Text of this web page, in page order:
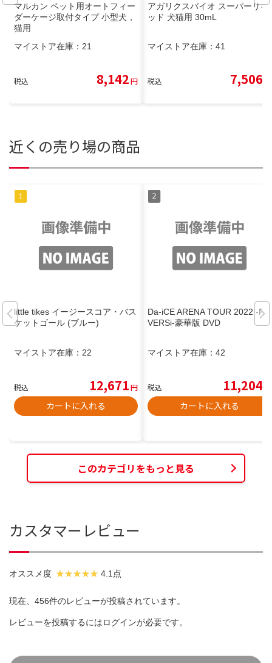
マルカン ペット用オートフィー
ダーケージ取付タイプ 小型犬，
猫用
マイストア在庫： 21
税込 8,142円
アガリクスバイオ スーパーリキ
ッド 犬猫用 30mL
マイストア在庫： 41
税込 7,506
近くの売り場の商品
little tikes イージースコア・バス
ケットゴール (ブルー)
マイストア在庫： 22
税込 12,671円
カートに入れる
Da-iCE ARENA TOUR 2022 -RE
VERSi-豪華版 DVD
マイストア在庫： 42
税込 11,204
カートに入れる
このカテゴリをもっと見る
カスタマーレビュー
オススメ度 4.1点
現在、456件のレビューが投稿されています。
レビューを投稿するにはログインが必要です。